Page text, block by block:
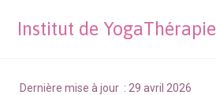
Institut de YogaThérapie
Dernière mise à jour : 29 avril 2026